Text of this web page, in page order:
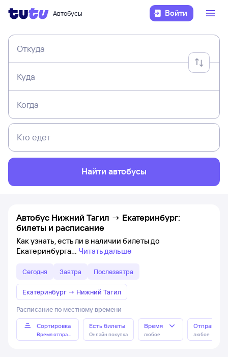
Автобусы Войти
Откуда
Куда
Когда
Кто едет
Найти автобусы
Автобус Нижний Тагил → Екатеринбург:
билеты и расписание
Как узнать, есть ли в наличии билеты до
Екатеринбурга
Читать дальше
Сегодня Завтра Послезавтра
Екатеринбург → Нижний Тагил
Расписание по местному времени
Сортировка
Время отправления
Есть билеты
Онлайн покупка
Время
любое любое